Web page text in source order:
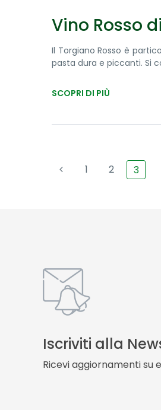
Vino Rosso
Il Torgiano Rosso è
pasta dura e piccanti. Si
SCOPRI DI PIÙ
1 2 3
Iscriviti alla
Ricevi aggiornamenti su